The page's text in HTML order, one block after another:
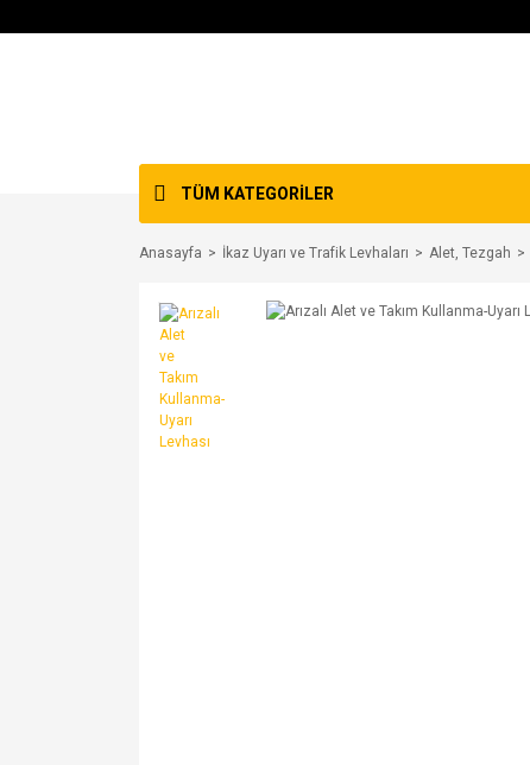
TÜM KATEGORİLER
Anasayfa İkaz Uyarı ve Trafik Levhaları Alet, Tezgah